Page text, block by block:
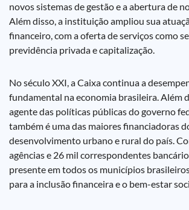
novos sistemas de gestão e a abertura de
Além disso, a instituição ampliou sua
financeiro, com a oferta de serviços como
previdência privada e capitalização.
No século XXI, a Caixa continua a
fundamental na economia brasileira. Além
agente das políticas públicas do governo
também é uma das maiores financiadoras
desenvolvimento urbano e rural do país.
agências e 26 mil correspondentes
presente em todos os municípios
para a inclusão financeira e o bem-estar